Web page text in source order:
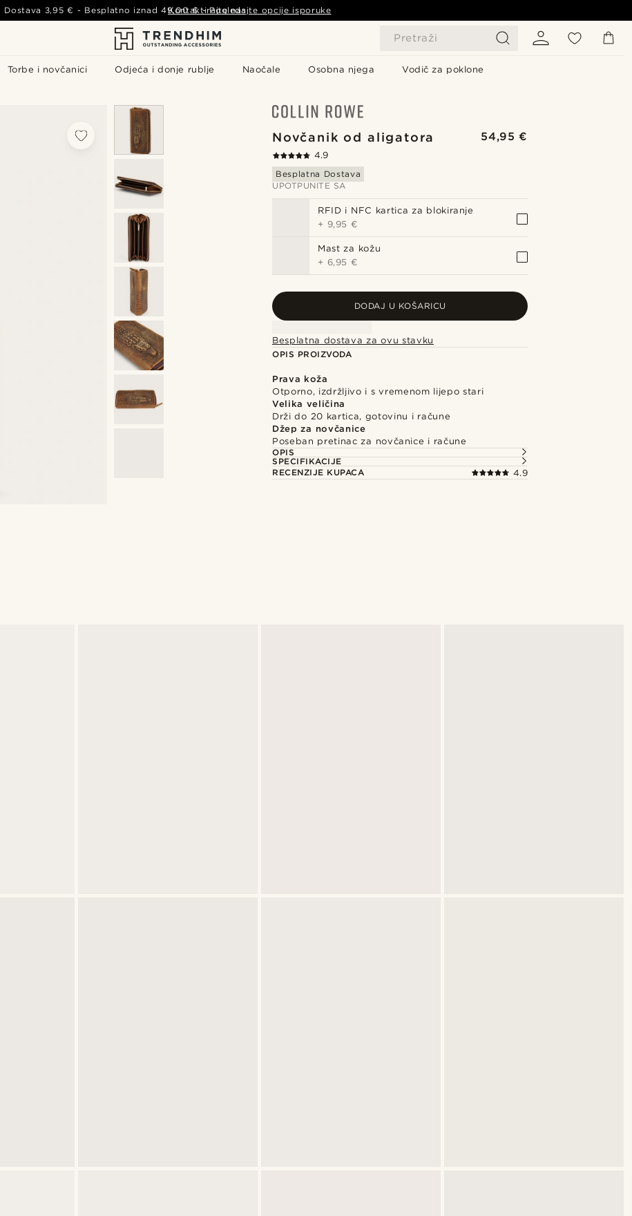
Pretraži
Torbe i novčanici Odjeća i donje rublje Naočale Osobna njega Vodič za poklone
Dostava 3,95 € - Besplatno iznad49,00 € - Pogledajte opcije isporuke
Kontaktirajte nas
Novčanik od aligatora 54,95 €
4.9
Besplatna Dostava
UPOTPUNITE SA
RFID i NFC kartica za blokiranje
+ 9,95 €
Mast za kožu
+ 6,95 €
DODAJ U KOŠARICU
Besplatna dostava za ovu stavku
OPIS PROIZVODA
Prava koža
Otporno, izdržljivo i s vremenom lijepo stari
Velika veličina
Drži do 20 kartica, gotovinu i račune
Džep za novčanice
Poseban pretinac za novčanice i račune
OPIS
SPECIFIKACIJE
RECENZIJE KUPACA
4.9